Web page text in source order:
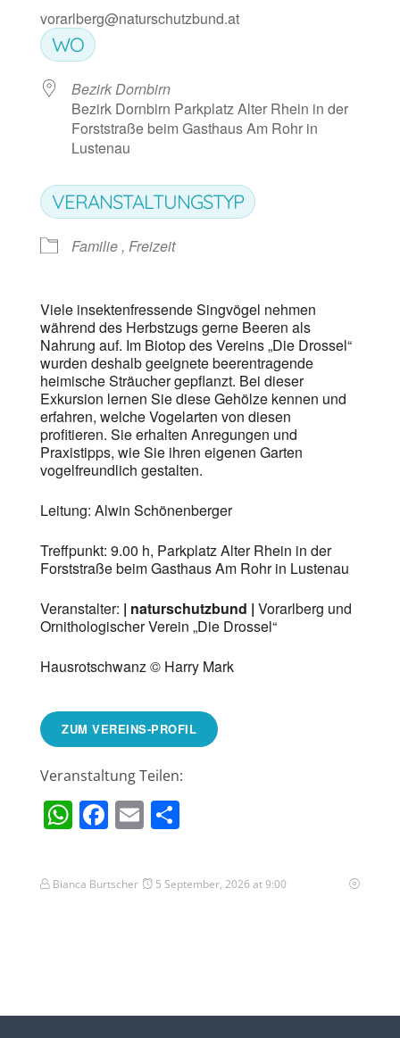
vorarlberg@naturschutzbund.at
WO
Bezirk Dornbirn
Bezirk Dornbirn Parkplatz Alter Rhein in der
Forststraße beim Gasthaus Am Rohr in
Lustenau
VERANSTALTUNGSTYP
Familie , Freizeit
Viele insektenfressende Singvögel nehmen
während des Herbstzugs gerne Beeren als
Nahrung auf. Im Biotop des Vereins „Die Drossel“
wurden deshalb geeignete beerentragende
heimische Sträucher gepflanzt. Bei dieser
Exkursion lernen Sie diese Gehölze kennen und
erfahren, welche Vogelarten von diesen
profitieren. Sie erhalten Anregungen und
Praxistipps, wie Sie ihren eigenen Garten
vogelfreundlich gestalten.
Leitung: Alwin Schönenberger
Treffpunkt: 9.00 h, Parkplatz Alter Rhein in der
Forststraße beim Gasthaus Am Rohr in Lustenau
Veranstalter: | naturschutzbund | Vorarlberg und
Ornithologischer Verein „Die Drossel“
Hausrotschwanz © Harry Mark
ZUM VEREINS-PROFIL
Veranstaltung Teilen:
WhatsApp
Facebook
Email
Bianca Burtscher 5 September, 2026 at 9:00